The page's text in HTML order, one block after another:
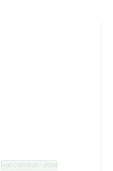
cancellation-date